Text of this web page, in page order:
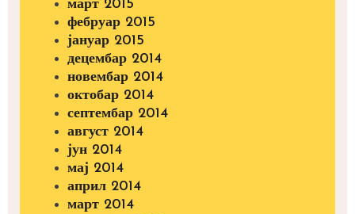
март 2015
фебруар 2015
јануар 2015
децембар 2014
новембар 2014
октобар 2014
септембар 2014
август 2014
јун 2014
мај 2014
април 2014
март 2014